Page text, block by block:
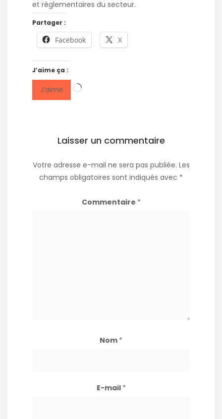
et réglementaires du secteur.
Partager :
Facebook X
J’aime ça :
J’aime Chargement…
Laisser un commentaire
Votre adresse e-mail ne sera pas publiée. Les
champs obligatoires sont indiqués avec *
Commentaire *
Nom *
E-mail *